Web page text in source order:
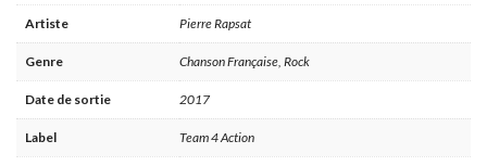
Artiste Pierre Rapsat
Genre Chanson Française, Rock
Date de sortie 2017
Label Team 4 Action